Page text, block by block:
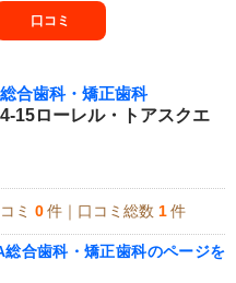
口コミ
合歯科・矯正歯科
15ローレル・トアスクエ
ミ 0 件｜口コミ総数 1 件
合歯科・矯正歯科のページを